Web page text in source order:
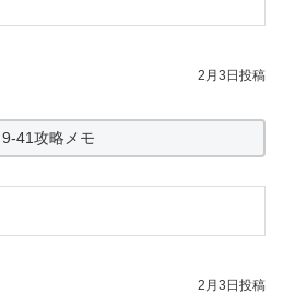
2月3日投稿
9-41攻略メモ
2月3日投稿